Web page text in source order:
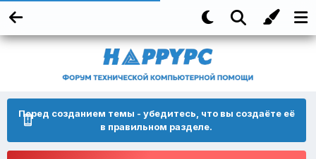
Перед созданием темы - убедитесь, что вы создаёте её
в правильном разделе.